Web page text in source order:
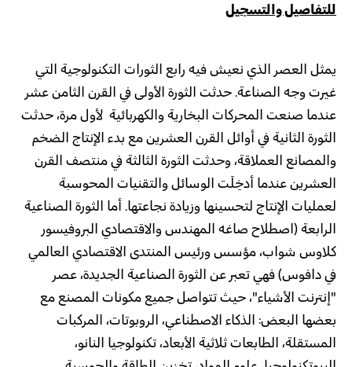
للتفاصيل والتسجيل
يمثل العصر الذي نعيش فيه رابع الثورات التكنولوجية التي
غيرت وجه الصناعة. حدثت الثورة الأولى في القرن الثامن عشر
عندما صنعت المحركات البخارية والكهربائية لأول مرة، حدثت
الثورة الثانية في أوائل القرن العشرين مع بدء الإنتاج الضخم
والمصانع العملاقة، وحدثت الثورة الثالثة في منتصف القرن
العشرين عندما أدخِلَت الوسائل والتقنيات المحوسبة
لعمليات الإنتاج لتحسينها وزيادة نجاعتها. أما الثورة الصناعية
الرابعة (اصطلاح صاغه المهندس والاقتصادي البروفيسور
كلاوس شواب، مؤسس ورئيس المنتدى الاقتصادي العالمي
في دافوس) فهي تعبر عن الثورة الصناعية الجديدة، عصر
"إنترنت الأشياء"، حيث تتواصل جميع مكونات المصنع مع
بعضها البعض: الذكاء الاصطناعي، الروبوتات، المركبات
المستقلة، الطابعات ثلاثية الأبعاد، تكنولوجيا النانو،